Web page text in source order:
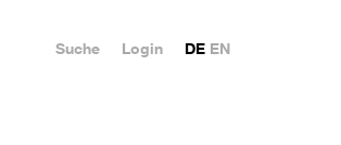
DE EN
Login
Suche